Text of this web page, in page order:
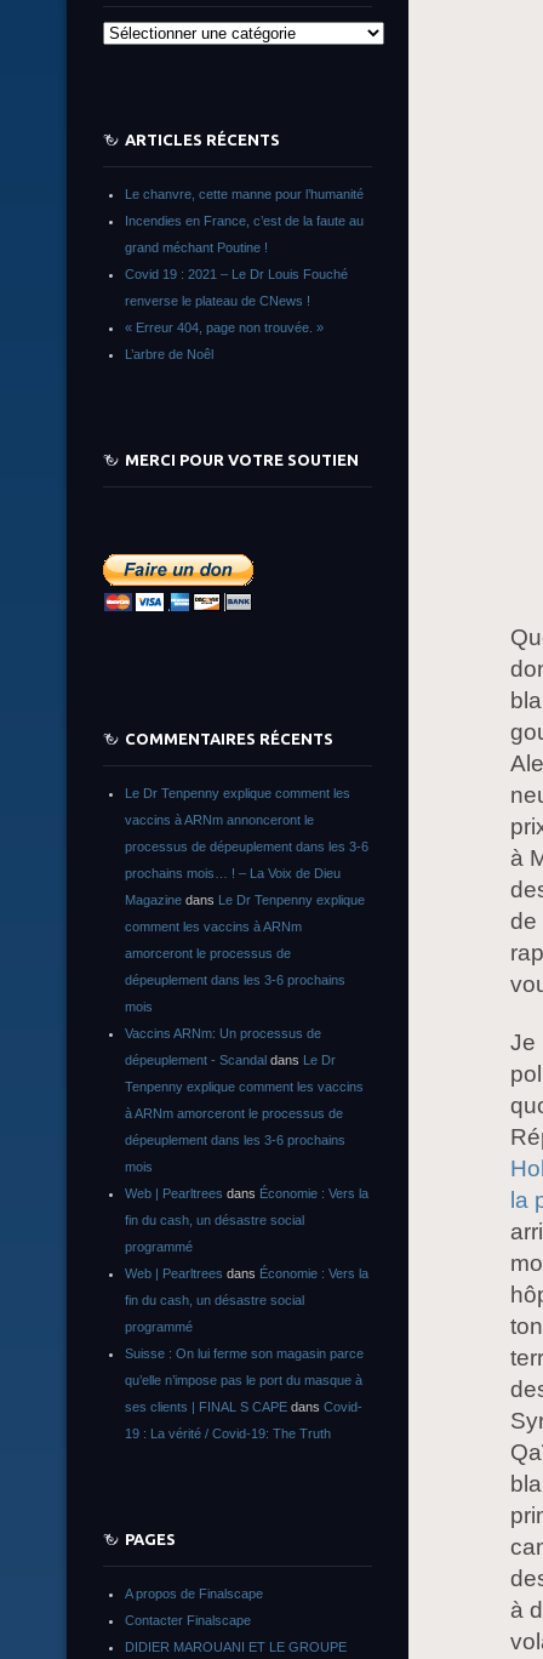
à
de
Je
la
à
Catégories
ARTICLES RÉCENTS
Le chanvre, cette manne pour l’humanité
Incendies en France, c’est de la faute au
grand méchant Poutine !
Covid 19 : 2021 – Le Dr Louis Fouché
renverse le plateau de CNews !
« Erreur 404, page non trouvée. »
L’arbre de Noêl
MERCI POUR VOTRE SOUTIEN
COMMENTAIRES RÉCENTS
Le Dr Tenpenny explique comment les
vaccins à ARNm annonceront le
processus de dépeuplement dans les 3-6
prochains mois… ! – La Voix de Dieu
Magazine dans Le Dr Tenpenny explique
comment les vaccins à ARNm
amorceront le processus de
dépeuplement dans les 3-6 prochains
mois
Vaccins ARNm: Un processus de
dépeuplement - Scandal dans Le Dr
Tenpenny explique comment les vaccins
à ARNm amorceront le processus de
dépeuplement dans les 3-6 prochains
mois
Web | Pearltrees dans Économie : Vers la
fin du cash, un désastre social
programmé
Web | Pearltrees dans Économie : Vers la
fin du cash, un désastre social
programmé
Suisse : On lui ferme son magasin parce
qu’elle n’impose pas le port du masque à
ses clients | FINAL S CAPE dans Covid-
19 : La vérité / Covid-19: The Truth
PAGES
A propos de Finalscape
Contacter Finalscape
DIDIER MAROUANI ET LE GROUPE